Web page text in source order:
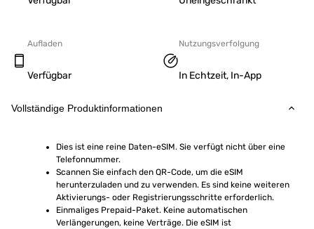
Aufladen
Verfügbar
Nutzungsverfolgung
In Echtzeit, In-App
Vollständige Produktinformationen
Dies ist eine reine Daten-eSIM. Sie verfügt nicht über eine
Telefonnummer.
Scannen Sie einfach den QR-Code, um die eSIM
herunterzuladen und zu verwenden. Es sind keine weiteren
Aktivierungs- oder Registrierungsschritte erforderlich.
Einmaliges Prepaid-Paket. Keine automatischen
Verlängerungen, keine Verträge. Die eSIM ist